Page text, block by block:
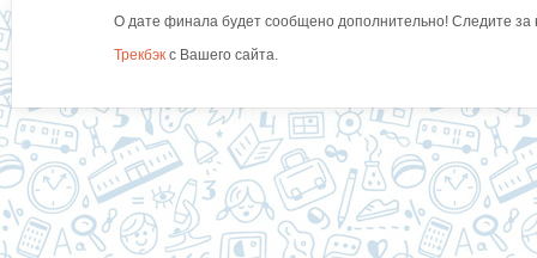
О дате финала будет сообщено дополнительно! Следите за
Трекбэк с Вашего сайта.